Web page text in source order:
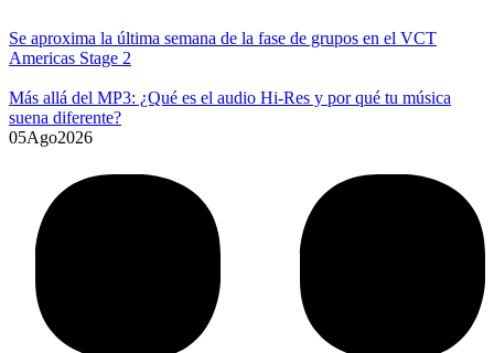
Se aproxima la última semana de la fase de grupos en el VCT
Americas Stage 2
Más allá del MP3: ¿Qué es el audio Hi-Res y por qué tu música
suena diferente?
05Ago2026